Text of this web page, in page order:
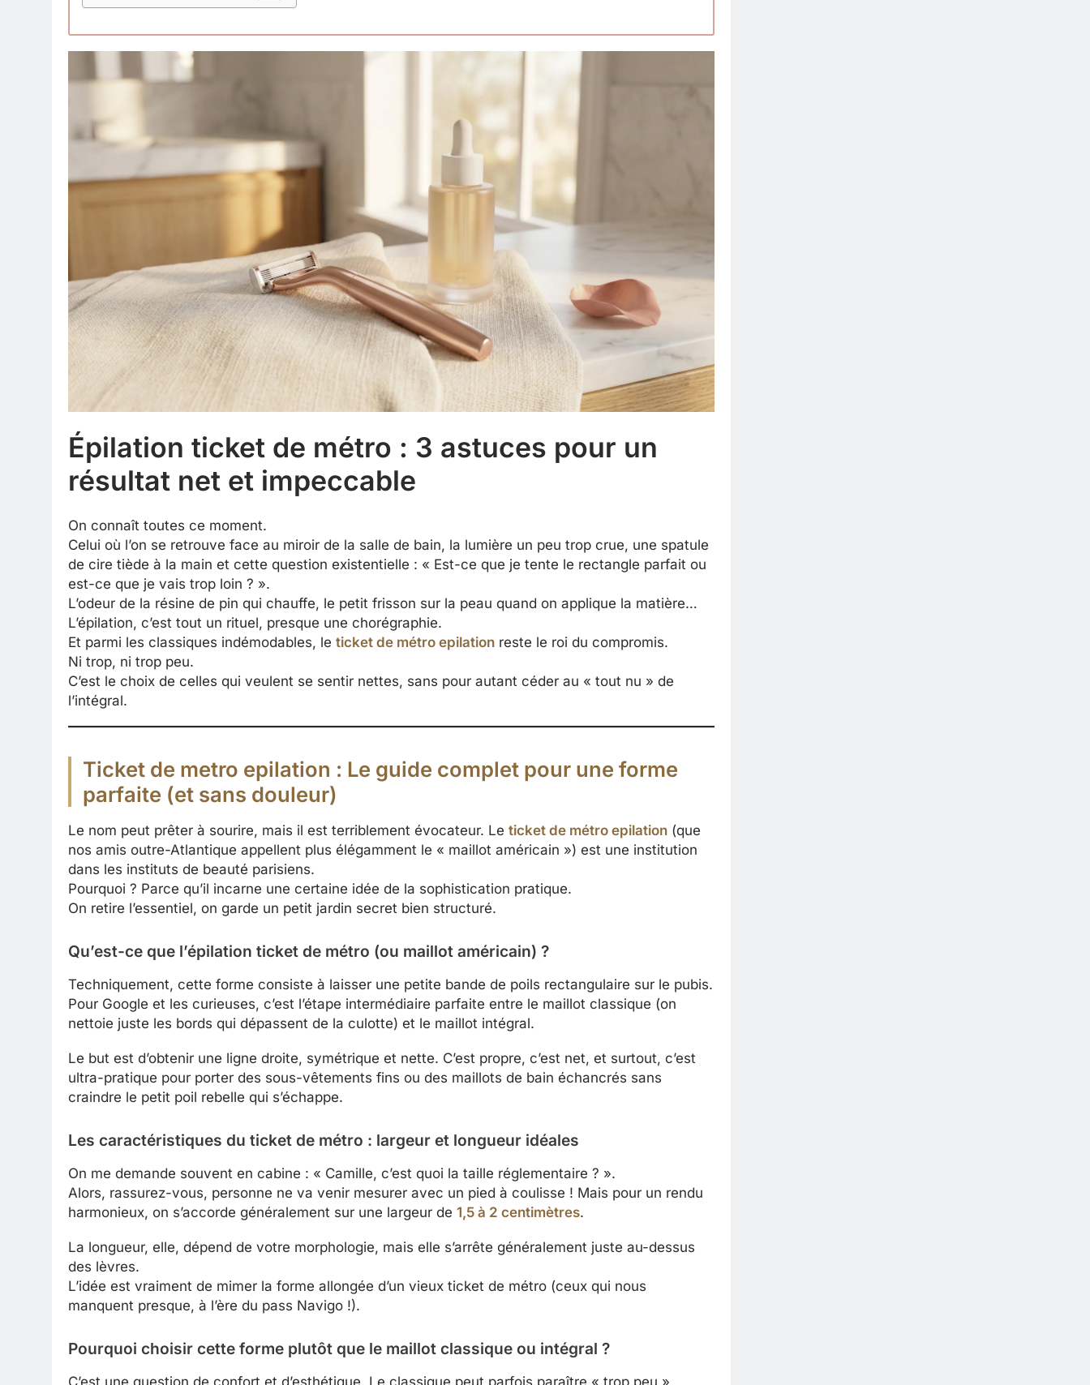
Épilation ticket de métro : 3 astuces pour un
résultat net et impeccable
On connaît toutes ce moment.
Celui où l’on se retrouve face au miroir de la salle de bain, la lumière un peu trop crue, une spatule
de cire tiède à la main et cette question existentielle : « Est-ce que je tente le rectangle parfait ou
est-ce que je vais trop loin ? ».
L’odeur de la résine de pin qui chauffe, le petit frisson sur la peau quand on applique la matière…
L’épilation, c’est tout un rituel, presque une chorégraphie.
Et parmi les classiques indémodables, le ticket de métro epilation reste le roi du compromis.
Ni trop, ni trop peu.
C’est le choix de celles qui veulent se sentir nettes, sans pour autant céder au « tout nu » de
l’intégral.
Ticket de metro epilation : Le guide complet pour une forme
parfaite (et sans douleur)
Le nom peut prêter à sourire, mais il est terriblement évocateur. Le ticket de métro epilation (que
nos amis outre-Atlantique appellent plus élégamment le « maillot américain ») est une institution
dans les instituts de beauté parisiens.
Pourquoi ? Parce qu’il incarne une certaine idée de la sophistication pratique.
On retire l’essentiel, on garde un petit jardin secret bien structuré.
Qu’est-ce que l’épilation ticket de métro (ou maillot américain) ?
Techniquement, cette forme consiste à laisser une petite bande de poils rectangulaire sur le pubis.
Pour Google et les curieuses, c’est l’étape intermédiaire parfaite entre le maillot classique (on
nettoie juste les bords qui dépassent de la culotte) et le maillot intégral.
Le but est d’obtenir une ligne droite, symétrique et nette. C’est propre, c’est net, et surtout, c’est
ultra-pratique pour porter des sous-vêtements fins ou des maillots de bain échancrés sans
craindre le petit poil rebelle qui s’échappe.
Les caractéristiques du ticket de métro : largeur et longueur idéales
On me demande souvent en cabine : « Camille, c’est quoi la taille réglementaire ? ».
Alors, rassurez-vous, personne ne va venir mesurer avec un pied à coulisse ! Mais pour un rendu
harmonieux, on s’accorde généralement sur une largeur de 1,5 à 2 centimètres.
La longueur, elle, dépend de votre morphologie, mais elle s’arrête généralement juste au-dessus
des lèvres.
L’idée est vraiment de mimer la forme allongée d’un vieux ticket de métro (ceux qui nous
manquent presque, à l’ère du pass Navigo !).
Pourquoi choisir cette forme plutôt que le maillot classique ou intégral ?
C’est une question de confort et d’esthétique. Le classique peut parfois paraître « trop peu »